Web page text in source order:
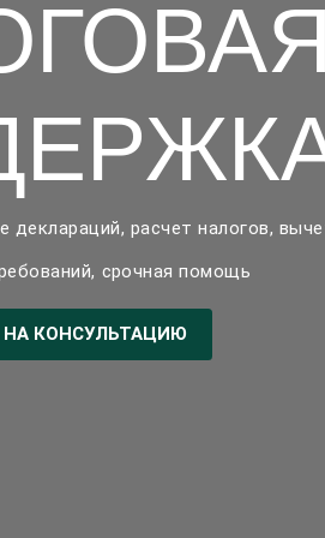
деклараций, расчет налогов,
срочная помощь
НА КОНСУЛЬТАЦИЮ